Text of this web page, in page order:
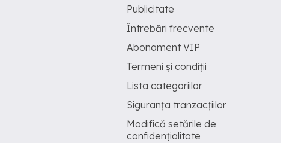
Publicitate
Întrebări frecvente
Abonament VIP
Termeni și condiții
Lista categoriilor
Siguranța tranzacțiilor
Modifică setările de
confidențialitate